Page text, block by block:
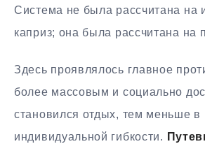
Система не была рассчитана на
каприз; она была рассчитана на
Здесь проявлялось главное
более массовым и социально
становился отдых, тем меньше в
индивидуальной гибкости.